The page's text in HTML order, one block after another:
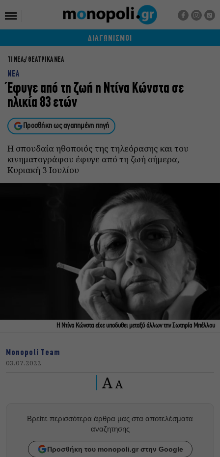
ΔΙΑΓΩΝΙΣΜΟΙ
ΤΙ ΝΕΑ; ΘΕΑΤΡΙΚΑ ΝΕΑ
ΝΕΑ
Έφυγε από τη ζωή η Ντίνα Κώνστα σε
ηλικία 83 ετών
Προσθήκη ως αγαπημένη πηγή
Η σπουδαία ηθοποιός της τηλεόρασης και του
κινηματογράφου έφυγε από τη ζωή σήμερα,
Κυριακή 3 Ιουλίου
Η Ντίνα Κώνστα είχε υποδυθει μεταξύ άλλων την Σωτηρία Μπέλλου
Monopoli Team
03.07.2022
A A
Βρείτε περισσότερα άρθρα μας στα αποτελέσματα
αναζητησης
Προσθήκη του monopoli.gr στην Google